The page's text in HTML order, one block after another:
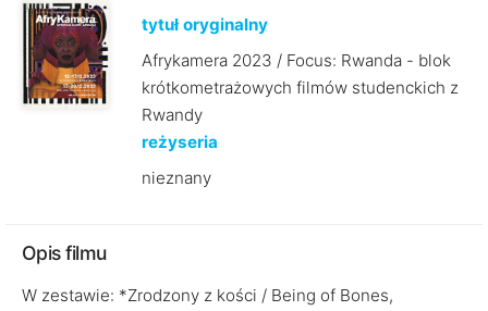
tytuł oryginalny
Afrykamera 2023 / Focus: Rwanda - blok
krótkometrażowych filmów studenckich z
Rwandy
reżyseria
nieznany
Opis filmu
W zestawie: *Zrodzony z kości / Being of Bones,